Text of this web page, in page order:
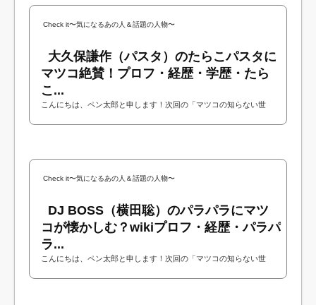
Check it〜気になるあの人＆話題の人物〜
大久保謙作（パスタ）のたらこパスタに
マツコ絶賛！プロフ・経歴・学歴・たら
こ...
こんにちは、ペン太郎と申します！次回の「マツコの知らない世
Check it〜気になるあの人＆話題の人物〜
DJ BOSS（横田聡）のパラパラにマツ
コが懐かしむ？wikiプロフ・経歴・パラパ
ラ...
こんにちは、ペン太郎と申します！次回の「マツコの知らない世